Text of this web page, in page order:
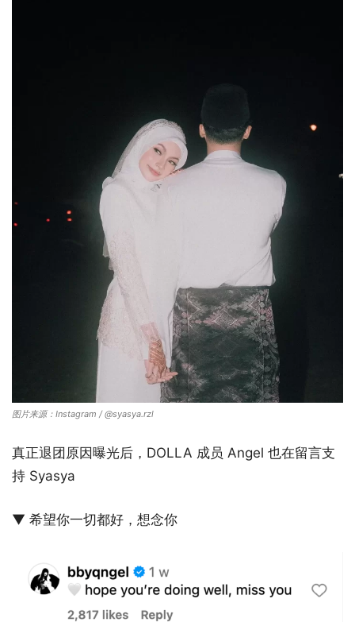
图片来源：Instagram / @syasya.rzl
真正退团原因曝光后，DOLLA 成员 Angel 也在留言支
持 Syasya
▼ 希望你一切都好，想念你